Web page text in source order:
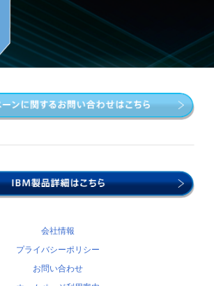
会社情報
プライバシーポリシー
お問い合わせ